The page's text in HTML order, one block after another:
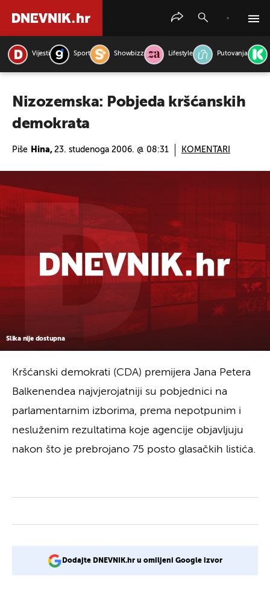
Vijesti Sport Showbizz Lifestyle Putovanja
Nizozemska: Pobjeda kršćanskih
demokrata
Piše Hina, 23. studenoga 2006. @ 08:31 KOMENTARI
Slika nije dostupna
Kršćanski demokrati (CDA) premijera Jana Petera
Balkenendea najvjerojatniji su pobjednici na
parlamentarnim izborima, prema nepotpunim i
nesluženim rezultatima koje agencije objavljuju
nakon što je prebrojano 75 posto glasačkih listića.
Dodajte DNEVNIK.hr u omiljeni Google izvor
PRETRAŽITE VIJESTI